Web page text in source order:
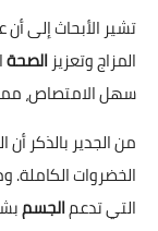
تشير الأبحاث إلى
المزاج وتعزيزالصحة
سهل الامتصاص، مما
من الجدير بالذكر
الخضروات الكاملة.
التي تدعمالجسم